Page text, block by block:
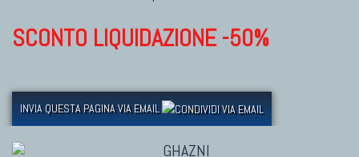
SCONTO LIQUIDAZIONE -50%
INVIA QUESTA PAGINA VIA EMAIL